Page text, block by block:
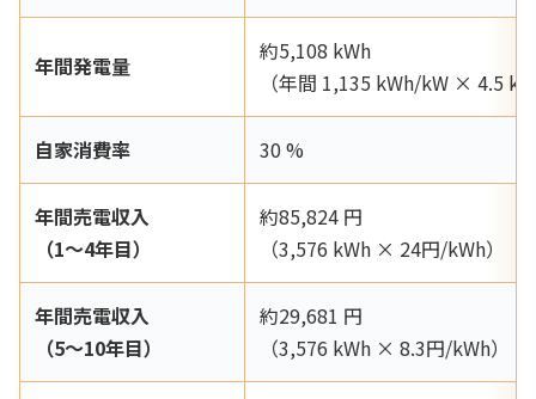
年間発電量
約5,108 kWh
（年間 1,135 kWh/kW × 4.5
自家消費率 30 %
年間売電収入
（1〜4年目）
約85,824 円
（3,576 kWh × 24円/kWh）
年間売電収入
（5〜10年目）
約29,681 円
（3,576 kWh × 8.3円/kWh）